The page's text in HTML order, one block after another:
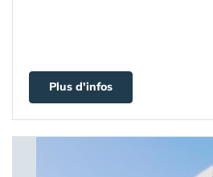
Plus d'infos